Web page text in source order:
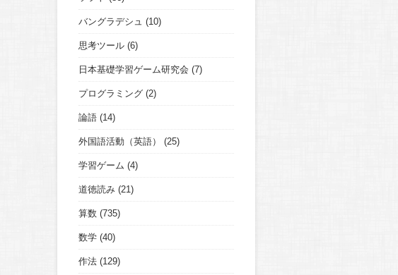
バングラデシュ (10)
思考ツール (6)
日本基礎学習ゲーム研究会 (7)
プログラミング (2)
論語 (14)
外国語活動（英語） (25)
学習ゲーム (4)
道徳読み (21)
算数 (735)
数学 (40)
作法 (129)